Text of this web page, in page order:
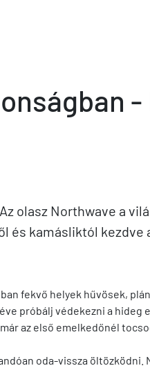
olasz Northwave a
kamásliktól kezdve
fekvő helyek hűvösek,
próbálj védekezni a
az első emelkedőnél
oda-vissza